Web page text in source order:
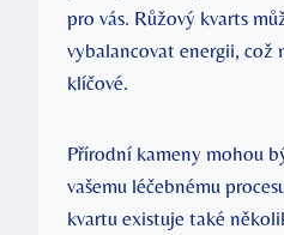
pro vás. Růžový kvarts
vybalancovat energii,
klíčové.
Přírodní kameny mohou
vašemu léčebnému
kvartu existuje také